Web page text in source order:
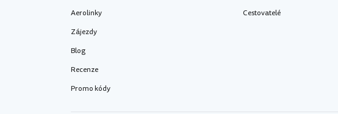
Aerolinky
Zájezdy
Blog
Recenze
Promo kódy
Cestovatelé